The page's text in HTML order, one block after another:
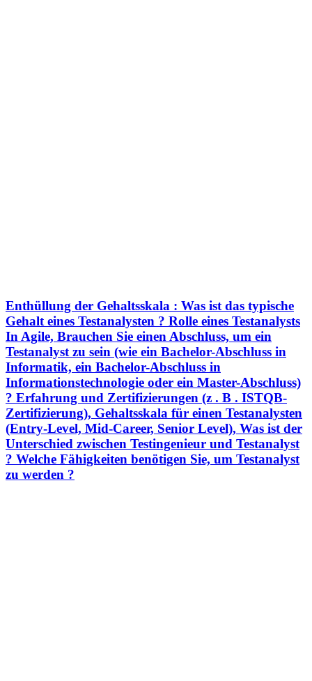
Enthüllung der Gehaltsskala : Was ist das typische
Gehalt eines Testanalysten ? Rolle eines Testanalysts
In Agile, Brauchen Sie einen Abschluss, um ein
Testanalyst zu sein (wie ein Bachelor-Abschluss in
Informatik, ein Bachelor-Abschluss in
Informationstechnologie oder ein Master-Abschluss)
? Erfahrung und Zertifizierungen (z . B . ISTQB-
Zertifizierung), Gehaltsskala für einen Testanalysten
(Entry-Level, Mid-Career, Senior Level), Was ist der
Unterschied zwischen Testingenieur und Testanalyst
? Welche Fähigkeiten benötigen Sie, um Testanalyst
zu werden ?